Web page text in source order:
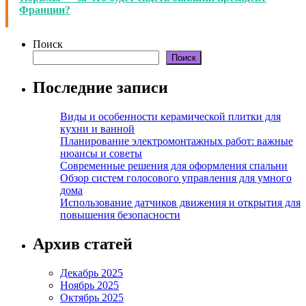
Франции?
Поиск
Поиск
Последние записи
Виды и особенности керамической плитки для
кухни и ванной
Планирование электромонтажных работ: важные
нюансы и советы
Современные решения для оформления спальни
Обзор систем голосового управления для умного
дома
Использование датчиков движения и открытия для
повышения безопасности
Архив статей
Декабрь 2025
Ноябрь 2025
Октябрь 2025